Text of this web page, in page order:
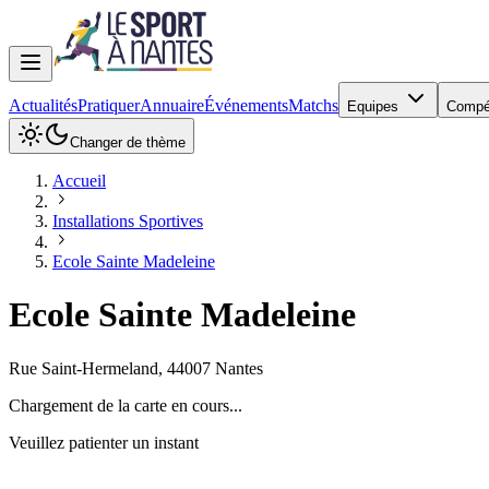
ActualitésPratiquerAnnuaireÉvénementsMatchs Equipes
Changer de thème
Accueil
Installations Sportives
Ecole Sainte Madeleine
Ecole Sainte Madeleine
Rue Saint-Hermeland, 44007 Nantes
Chargement de la carte en cours...
Veuillez patienter un instant